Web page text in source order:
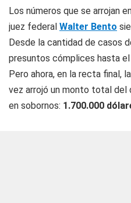
Los números que se arrojan
juez federal Walter Bento
Desde la cantidad de casos
presuntos cómplices hasta
Pero ahora, en la recta final,
vez arrojó un monto total del
en sobornos: 1.700.000